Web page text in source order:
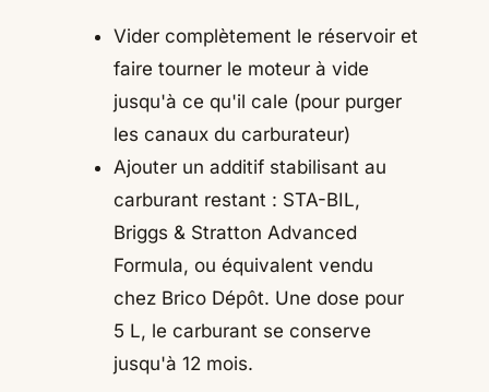
Vider complètement le réservoir et
faire tourner le moteur à vide
jusqu'à ce qu'il cale (pour purger
les canaux du carburateur)
Ajouter un additif stabilisant au
carburant restant : STA-BIL,
Briggs & Stratton Advanced
Formula, ou équivalent vendu
chez Brico Dépôt. Une dose pour
5 L, le carburant se conserve
jusqu'à 12 mois.